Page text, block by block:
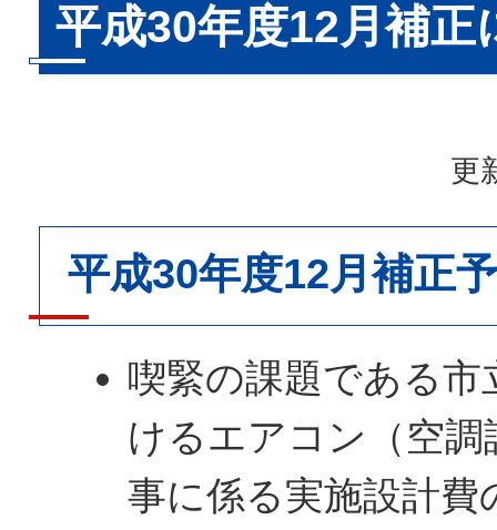
平成30年度12月補正
更
平成30年度12月補正
喫緊の課題である市
けるエアコン（空調
事に係る実施設計費